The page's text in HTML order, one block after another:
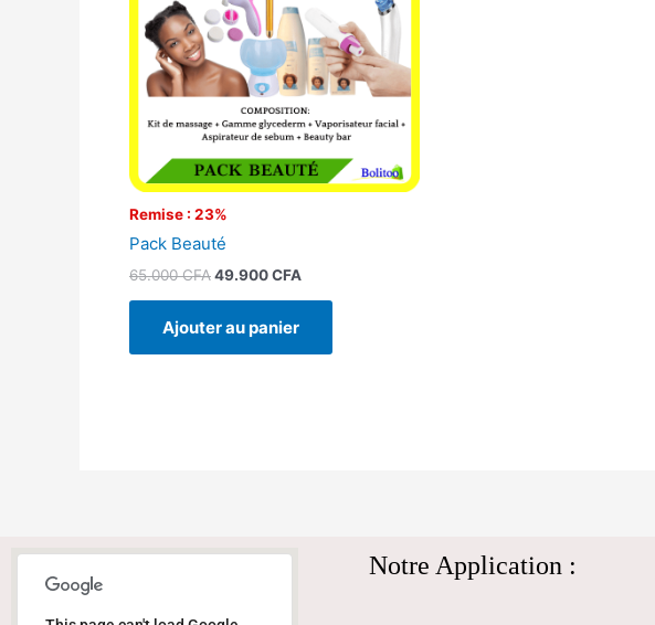
Remise : 23%
Pack Beauté
65.000CFA49.900CFA
Ajouter au panier
Notre Application :